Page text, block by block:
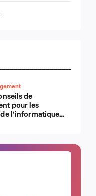
de
pour les
l’informatique